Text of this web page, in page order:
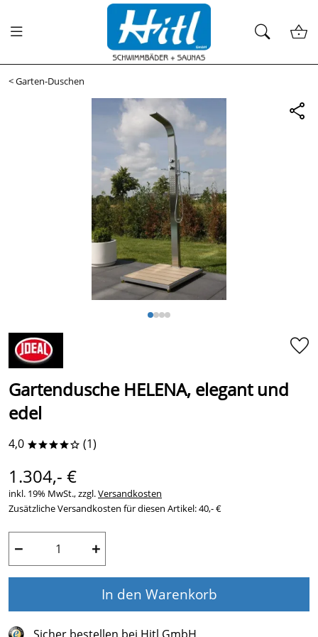
<Garten-Duschen
Gartendusche HELENA, elegant und
edel
4,0 ****o (1)
1.304,- €
inkl. 19% MwSt., zzgl.Versandkosten
Zusätzliche Versandkosten für diesen Artikel: 40,- €
− +
In den Warenkorb